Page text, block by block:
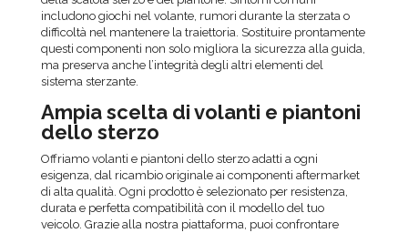
includono giochi nel volante, rumori durante la sterzata o
difficoltà nel mantenere la traiettoria. Sostituire prontamente
questi componenti non solo migliora la sicurezza alla guida,
ma preserva anche l’integrità degli altri elementi del
sistema sterzante.
Ampia scelta di volanti e piantoni
dello sterzo
Offriamo volanti e piantoni dello sterzo adatti a ogni
esigenza, dal ricambio originale ai componenti aftermarket
di alta qualità. Ogni prodotto è selezionato per resistenza,
durata e perfetta compatibilità con il modello del tuo
veicolo. Grazie alla nostra piattaforma, puoi confrontare